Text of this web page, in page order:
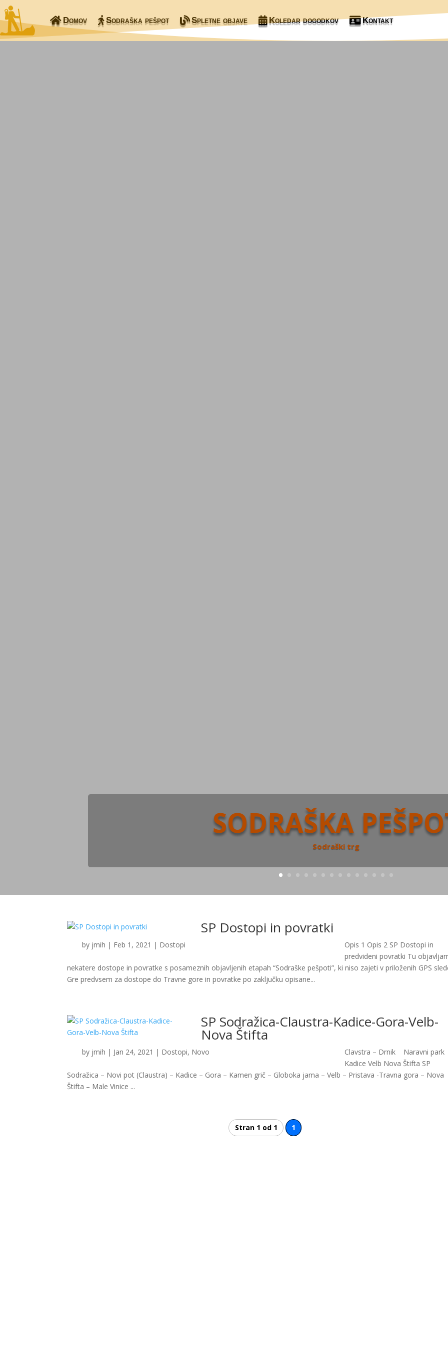
Domov Sodraška pešpot Spletne objave Koledar dogodkov Kontakt
SODRAŠKA
Sodraški trg
SP Dostopi in povratki
by jmih | Feb 1, 2021 | Dostopi
Opis 1 Opis 2 SP Dostopi in
predvideni povratki Tu
nekatere dostope in povratke s posameznih objavljenih etapah “Sodraške pešpoti”, ki niso zajeti v priloženih GPS
Gre predvsem za dostope do Travne gore in povratke po zaključku opisane...
SP Sodražica-Claustra-Kadice-Gora-Velb-
Nova Štifta
by jmih | Jan 24, 2021 | Dostopi, Novo
Clavstra – Drnik Naravni park
Kadice Velb Nova Štifta SP
Sodražica – Novi pot (Claustra) – Kadice – Gora – Kamen grič – Globoka jama – Velb – Pristava -Travna gora – Nova
Štifta – Male Vinice ...
Stran 1 od 1 1